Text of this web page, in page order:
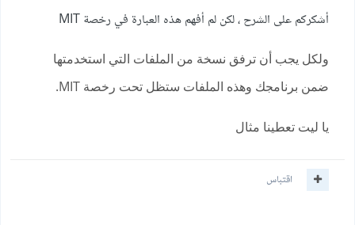
أشكركم على الشرح ، لكن لم أفهم هذه العبارة في رخصة MIT
ولكل يجب أن ترفق نسخة من الملفات التي استخدمتها
ضمن برنامجك وهذه الملفات ستظل تحت رخصة MIT.
يا ليت تعطينا مثال
اقتباس